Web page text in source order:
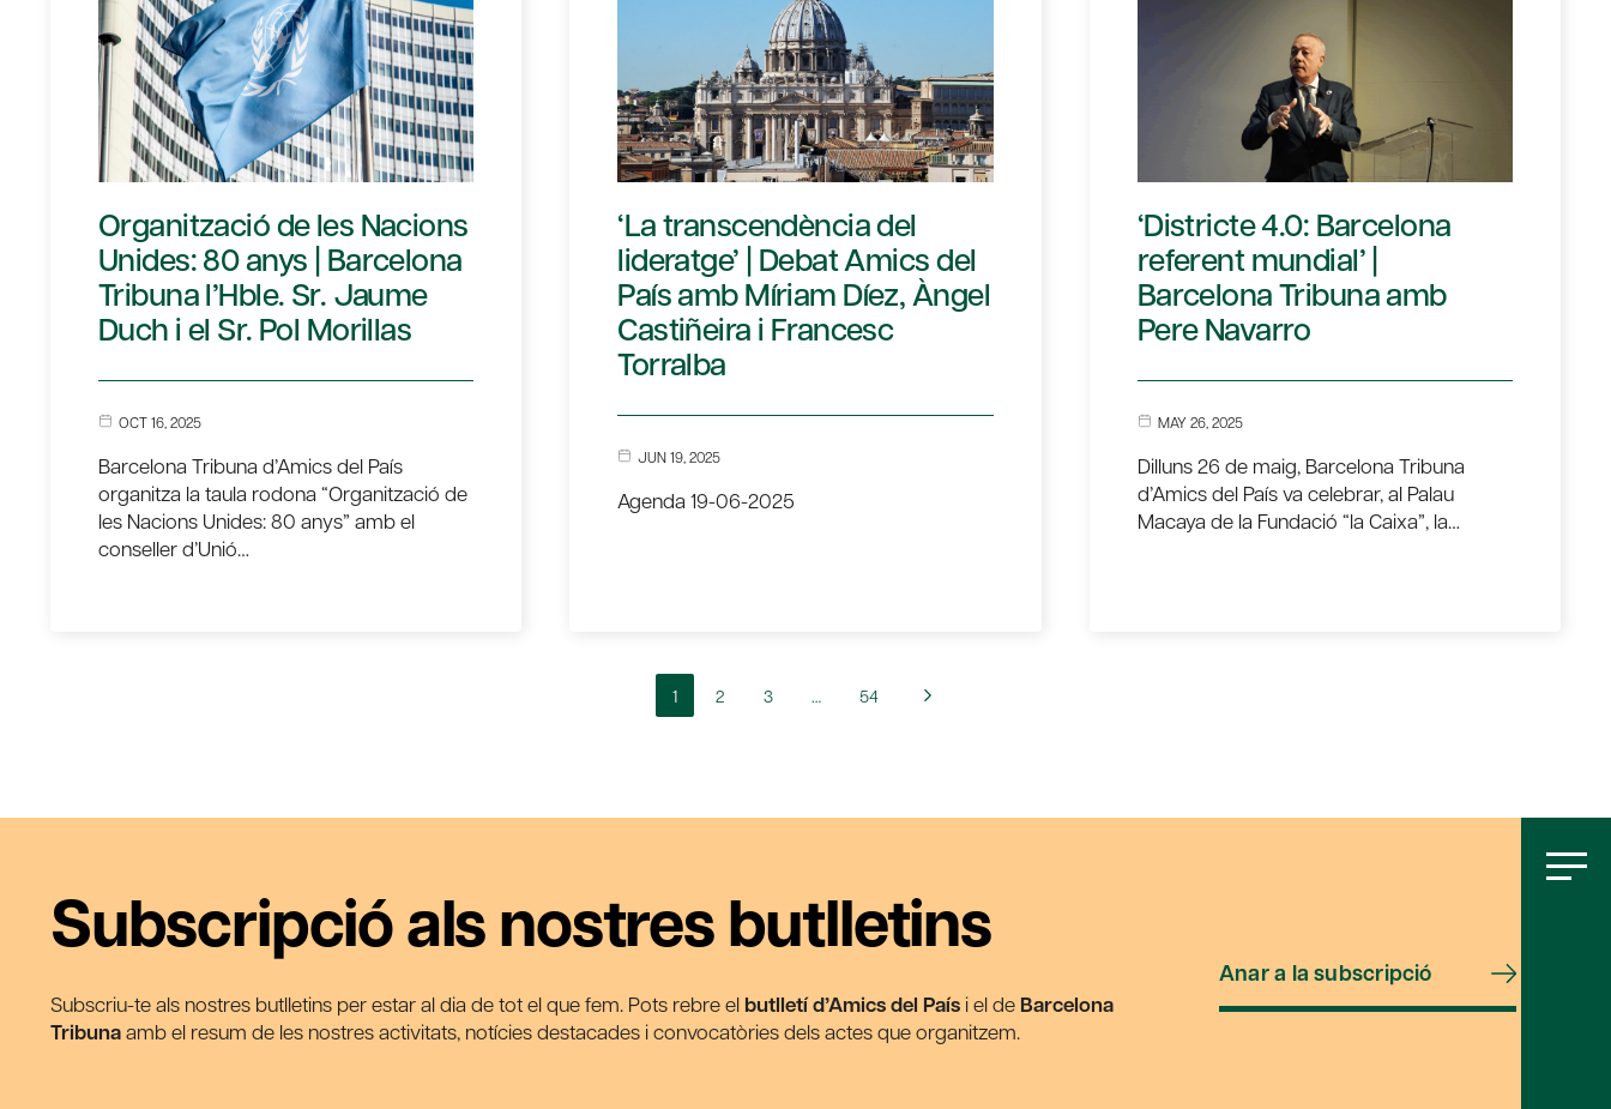
Organització de les Nacions
Unides: 80 anys | Barcelona
Tribuna l’Hble. Sr. Jaume
Duch i el Sr. Pol Morillas
OCT 16, 2025
Barcelona Tribuna d’Amics del País
organitza la taula rodona “Organització de
les Nacions Unides: 80 anys” amb el
conseller d’Unió…
‘La transcendència del
lideratge’ | Debat Amics del
País amb Míriam Díez, Àngel
Castiñeira i Francesc
Torralba
JUN 19, 2025
Agenda 19-06-2025
‘Districte 4.0: Barcelona
referent mundial’ |
Barcelona Tribuna amb
Pere Navarro
MAY 26, 2025
Dilluns 26 de maig, Barcelona Tribuna
d’Amics del País va celebrar, al Palau
Macaya de la Fundació “la Caixa”, la…
1 2 3 54
Subscripció als nostres butlletins
Subscriu-te als nostres butlletins per estar al dia de tot el que fem. Pots rebre el butlletí d’Amics del País i el de Barcelona
Tribunaamb el resum de les nostres activitats, notícies destacades i convocatòries dels actes que organitzem.
Anar a la subscripció